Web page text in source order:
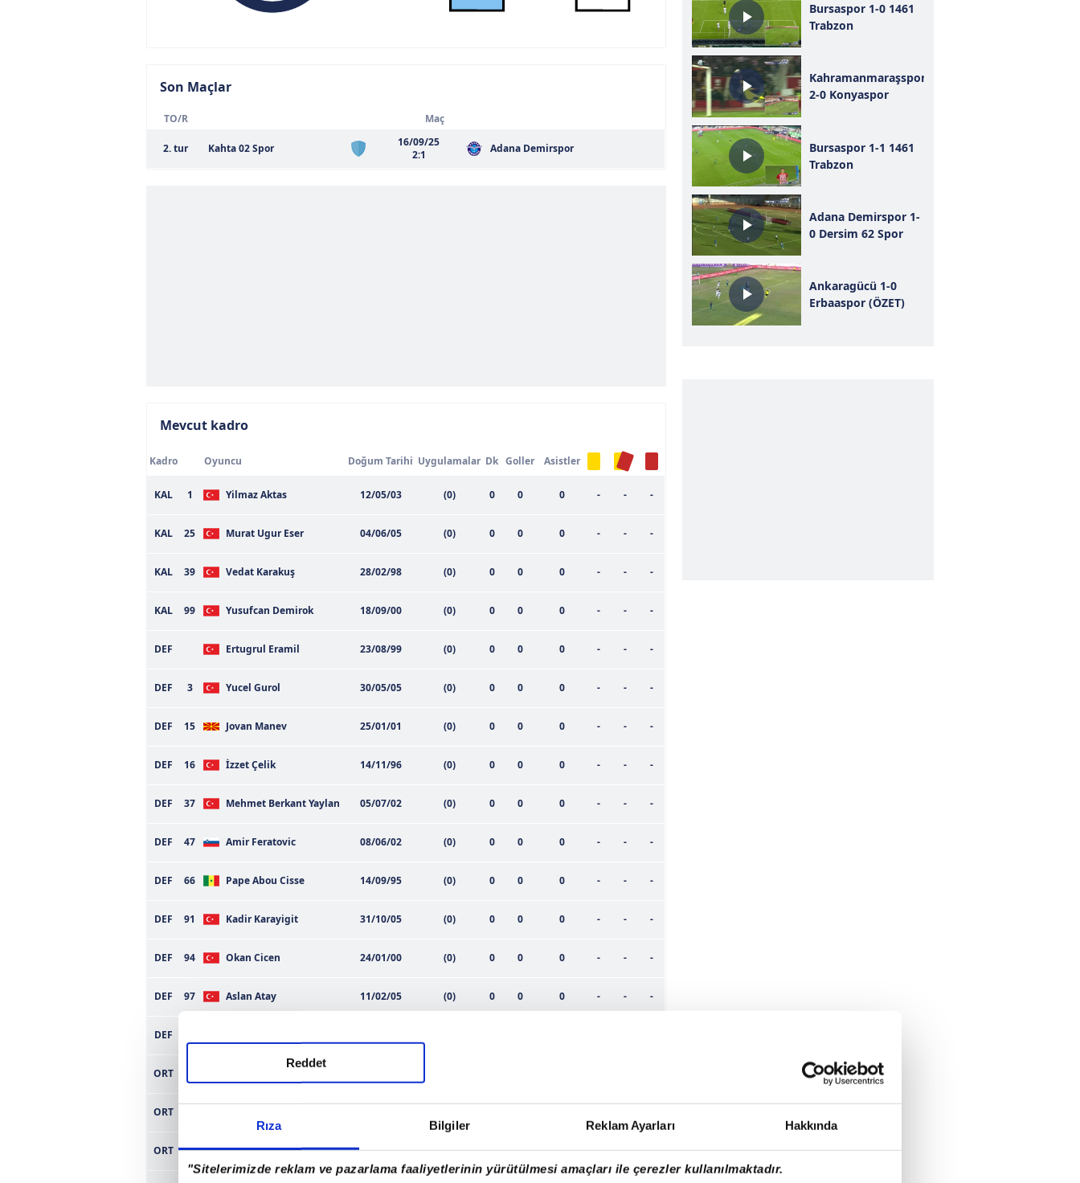
Rıza Bilgiler Reklam Ayarları Hakkında
"Sitelerimizde reklam ve pazarlama faaliyetlerinin yürütülmesi amaçları ile çerezler kullanılmaktadır.
Reddet
Son Maçlar
TO/R Maç
2. tur Kahta 02 Spor
16/09/25
2:1
Adana Demirspor
Mevcut kadro
Kadro Oyuncu Doğum Tarihi Uygulamalar Dk Goller Asistler
KAL 1 Yilmaz Aktas 12/05/03 (0) 0 0 0 - - -
KAL 25 Murat Ugur Eser 04/06/05 (0) 0 0 0 - - -
KAL 39 Vedat Karakuş 28/02/98 (0) 0 0 0 - - -
KAL 99 Yusufcan Demirok 18/09/00 (0) 0 0 0 - - -
DEF Ertugrul Eramil 23/08/99 (0) 0 0 0 - - -
DEF 3 Yucel Gurol 30/05/05 (0) 0 0 0 - - -
DEF 15 Jovan Manev 25/01/01 (0) 0 0 0 - - -
DEF 16 İzzet Çelik 14/11/96 (0) 0 0 0 - - -
DEF 37 Mehmet Berkant Yaylan 05/07/02 (0) 0 0 0 - - -
DEF 47 Amir Feratovic 08/06/02 (0) 0 0 0 - - -
DEF 66 Pape Abou Cisse 14/09/95 (0) 0 0 0 - - -
DEF 91 Kadir Karayigit 31/10/05 (0) 0 0 0 - - -
DEF 94 Okan Cicen 24/01/00 (0) 0 0 0 - - -
DEF 97 Aslan Atay 11/02/05 (0) 0 0 0 - - -
DEF
ORT
ORT
ORT Isa Güler 04/03/99 (0) 0 0 0 - - -
Bursaspor 1-0 1461
Trabzon
Kahramanmaraşspor
2-0 Konyaspor
Bursaspor 1-1 1461
Trabzon
Adana Demirspor 1-
0 Dersim 62 Spor
Ankaragücü 1-0
Erbaaspor (ÖZET)